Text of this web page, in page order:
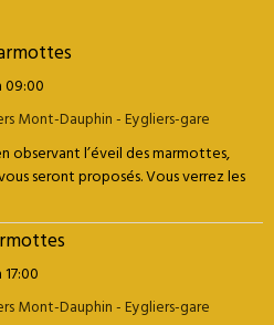
09:00
Mont-Dauphin - Eygliers-gare
observant l’éveil des marmottes,
seront proposés. Vous verrez les
17:00
Mont-Dauphin - Eygliers-gare